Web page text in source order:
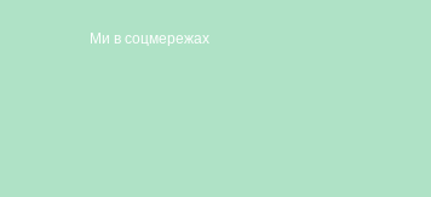
Ми в соцмережах